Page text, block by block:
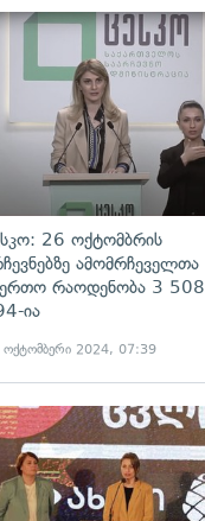
26 ოქტომბრის
ამომრჩეველთა
რაოდენობა 3 508
ია
ოქტომბერი 2024, 07:39